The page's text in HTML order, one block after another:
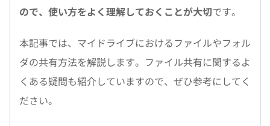
ので、使い方をよく理解しておくことが大切です。
本記事では、マイドライブにおけるファイルやフォル
ダの共有方法を解説します。ファイル共有に関するよ
くある疑問も紹介していますので、ぜひ参考にしてく
ださい。